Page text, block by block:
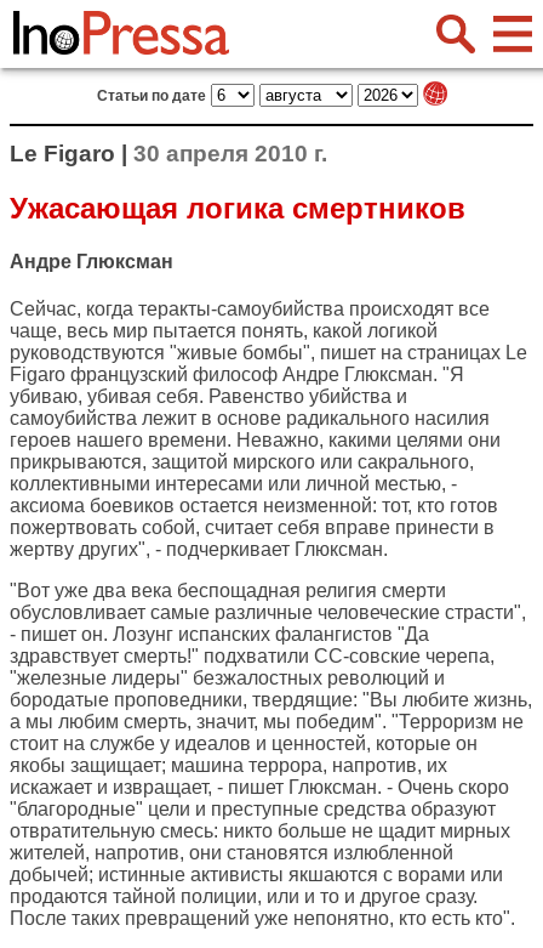
Статьи по дате
Le Figaro | 30 апреля 2010 г.
Ужасающая логика смертников
Андре Глюксман
Сейчас, когда теракты-самоубийства происходят все
чаще, весь мир пытается понять, какой логикой
руководствуются "живые бомбы", пишет на страницах Le
Figaro французский философ Андре Глюксман. "Я
убиваю, убивая себя. Равенство убийства и
самоубийства лежит в основе радикального насилия
героев нашего времени. Неважно, какими целями они
прикрываются, защитой мирского или сакрального,
коллективными интересами или личной местью, -
аксиома боевиков остается неизменной: тот, кто готов
пожертвовать собой, считает себя вправе принести в
жертву других", - подчеркивает Глюксман.
"Вот уже два века беспощадная религия смерти
обусловливает самые различные человеческие страсти",
- пишет он. Лозунг испанских фалангистов "Да
здравствует смерть!" подхватили СС-совские черепа,
"железные лидеры" безжалостных революций и
бородатые проповедники, твердящие: "Вы любите жизнь,
а мы любим смерть, значит, мы победим". "Терроризм не
стоит на службе у идеалов и ценностей, которые он
якобы защищает; машина террора, напротив, их
искажает и извращает, - пишет Глюксман. - Очень скоро
"благородные" цели и преступные средства образуют
отвратительную смесь: никто больше не щадит мирных
жителей, напротив, они становятся излюбленной
добычей; истинные активисты якшаются с ворами или
продаются тайной полиции, или и то и другое сразу.
После таких превращений уже непонятно, кто есть кто".